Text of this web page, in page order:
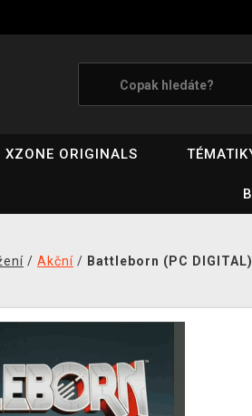
XZONE ORIGINALS
/ Akční / Battleborn (PC